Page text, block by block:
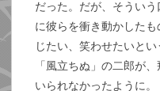
だった。だが、そうい
に彼らを衝き動かした
じたい、笑わせたいと
「風立ちぬ」の二郎が
いられなかったように。